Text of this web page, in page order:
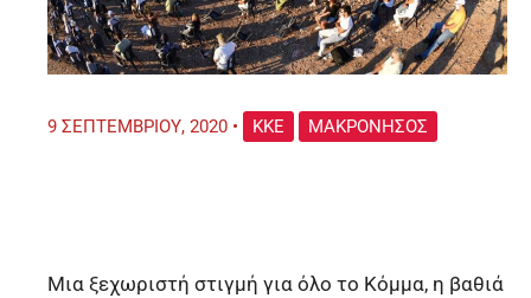
9 ΣΕΠΤΕΜΒΡΊΟΥ, 2020 • ΚΚΕ ΜΑΚΡΌΝΗΣΟΣ
Μια ξεχωριστή στιγμή για όλο το Κόμμα, η βαθιά